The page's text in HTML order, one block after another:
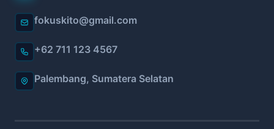
fokuskito@gmail.com
+62 711 123 4567
Palembang, Sumatera Selatan